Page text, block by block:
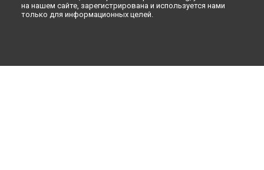
Ремонт вертикального пылесоса Jet60TurboVS15A6031R5
Samsung вСанкт-Петербурге
на нашем сайте, зарегистрирована и используется нами
только для информационных целей.